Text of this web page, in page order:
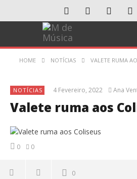
HOME NOTÍCIAS VALETE RUMA
NOTÍCIAS 4 Fevereiro, 2022 Ana
Valete ruma aos
0 0
0